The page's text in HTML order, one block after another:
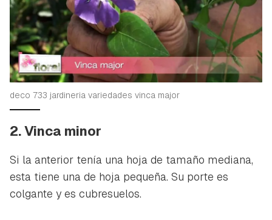
deco 733 jardineria variedades vinca major
2. Vinca minor
Si la anterior tenía una hoja de tamaño mediana,
esta tiene una de hoja pequeña. Su porte es
colgante y es cubresuelos.